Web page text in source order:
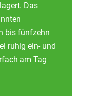
Das
bis fünfzehn
ruhig ein- und
am Tag